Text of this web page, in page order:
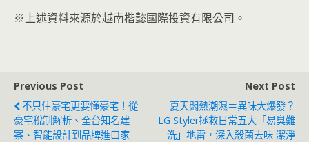
※上述資料來源於越南楷懿國際投資有限公司。
Previous Post
不只住豪宅更要懂豪宅！從
豪宅稅制解析、全台知名建
案、智能設計到品牌進口家
Next Post
夏天悶熱潮濕＝異味大爆發？
LG Styler拯救日常五大「易臭難
洗」地雷，深入殺菌去味 潔淨